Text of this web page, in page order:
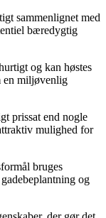
sammenlignet med
bæredygtig
og kan høstes
en miljøvenlig
prissat end nogle
mulighed for
bruges
og